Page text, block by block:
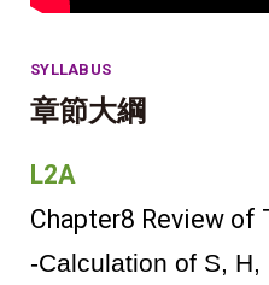
SYLLABUS
章節大綱
L2A
Chapter8 Review of
-Calculation of S,